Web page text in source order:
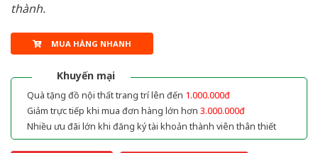
thành.
MUA HÀNG NHANH
Khuyến mại
Quà tặng đồ nội thất trang trí lên đến 1.000.000đ
Giảm trực tiếp khi mua đơn hàng lớn hơn 3.000.000đ
Nhiều ưu đãi lớn khi đăng ký tài khoản thành viên thân thiết